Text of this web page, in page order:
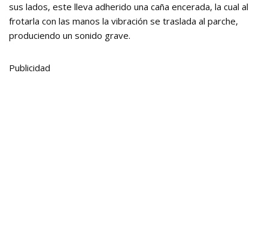
sus lados, este lleva adherido una caña encerada, la cual al
frotarla con las manos la vibración se traslada al parche,
produciendo un sonido grave.
Publicidad